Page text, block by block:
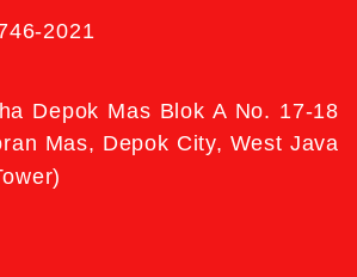
2021
Depok Mas Blok A No. 17-18
Mas, Depok City, West Java